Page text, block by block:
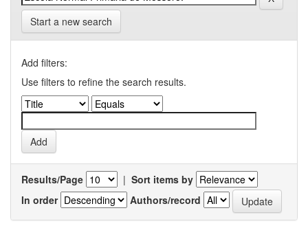
Start a new search
Add filters:
Use filters to refine the search results.
Results/Page | Sort items by
In order
Authors/record